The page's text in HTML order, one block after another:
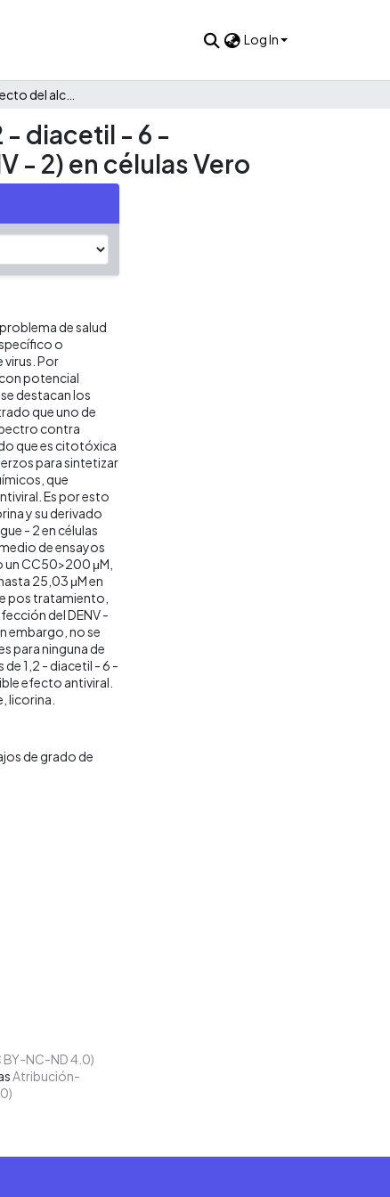
Log In
- diacetil - 6 -
- 2) en células Vero
de salud
o
virus. Por
potencial
destacan los
que uno de
contra
que es citotóxica
para sintetizar
que
Es por esto
y su derivado
- 2 en células
de ensayos
CC50>200 μM,
25,03 μM en
pos tratamiento,
del DENV -
embargo, no se
para ninguna de
1,2 - diacetil - 6 -
efecto antiviral.
licorina.
de grado de
Atribución-